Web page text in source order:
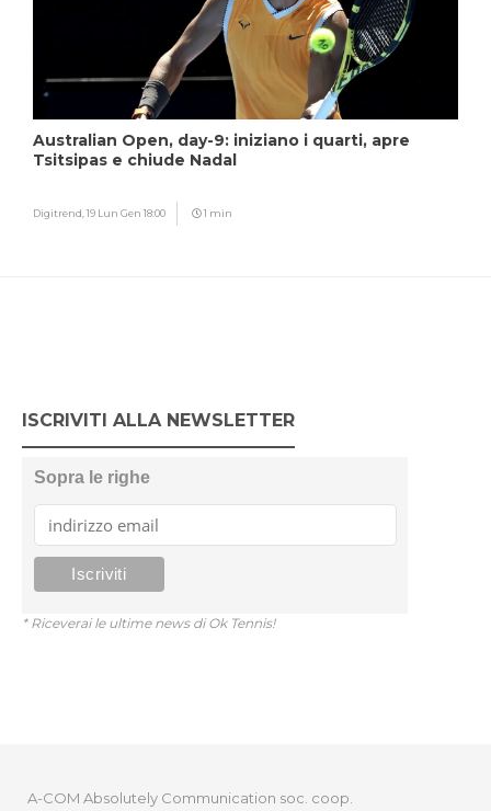
Australian Open, day-9: iniziano i quarti, apre
Tsitsipas e chiude Nadal
Digitrend,19 Lun Gen 18:00 1 min
ISCRIVITI ALLA NEWSLETTER
Sopra le righe
* Riceverai le ultime news di Ok Tennis!
A-COM Absolutely Communication soc. coop.